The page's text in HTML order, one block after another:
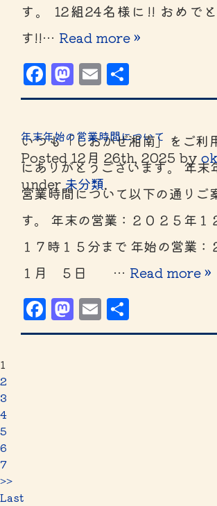
す。 12組24名様に!! おめで
す!!… Read more »
Facebook
Mastodon
Email
有
年末年始の営業時間について
Posted 12月 26th, 2025 by
under 未分類.
いつも「しおかぜ湘南」をご利
にありがとうございます。 年末
営業時間について以下の通りご
す。 年末の営業：２０２５年
１７時１５分まで 年始の営業
１月 ５日 … Read more »
Facebook
Mastodon
Email
有
1
2
3
4
5
6
7
>>
Last